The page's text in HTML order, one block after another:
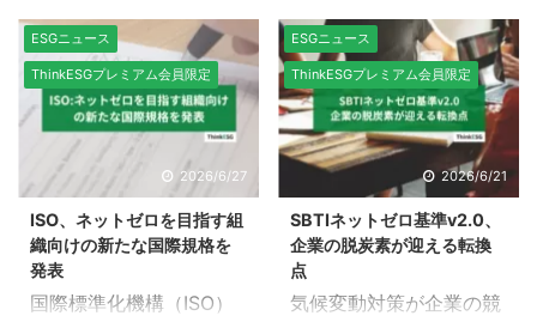
2025年のサステナビリ
ティーに関する最新報告
で、温室効果ガス排出量
が2桁の増加を記録して
おり、その主な要因は電
力消費にある。電力消費
に伴う報告排出量は、ア
マゾンとグーグルで3分
の1以 ...
総長は、「化石燃料が気
候とエネルギーの危機を
助長している」とロンド
ンのイベント中に強調し
た。本記事では、国連が
ここまでAIによる環境イ
ンパクトに注目する背景
について詳しく解説す
る。 深刻化する気候危機
...
な電化の潮流において、
アジアは極めて重要な鍵
を握る。英シンクタンク
Emberの革新的レポート
「Electric Asia」による
と、世界人口の半分を抱
え、クリーン技術生産の
4分の3を占めるアジア
は、現在欧米の5倍の速
さで電化を急進させてい
る。致命的な化石燃料不
準備会議において、脱炭
素化の切り札とされる
「電化」の世界的な新目
標が浮上した。 毎年ドイ
ツのボンで開催される会
合は、年次の国連気候変
動サミットのほぼ中間点
に位置し、今年の11月の
COP31に向けた土台を築
くための重要な準備協議
としての役割を担ってい
ESGニュース
ThinkESGプレミアム会員限定
2026/6/27
ISO、ネットゼロを目指す組
織向けの新たな国際規格を
発表
国際標準化機構（ISO）
ESGニュース
ThinkESGプレミアム会員限定
2026/6/21
SBTIネットゼロ基準v2.0、
企業の脱炭素が迎える転換
点
気候変動対策が企業の競